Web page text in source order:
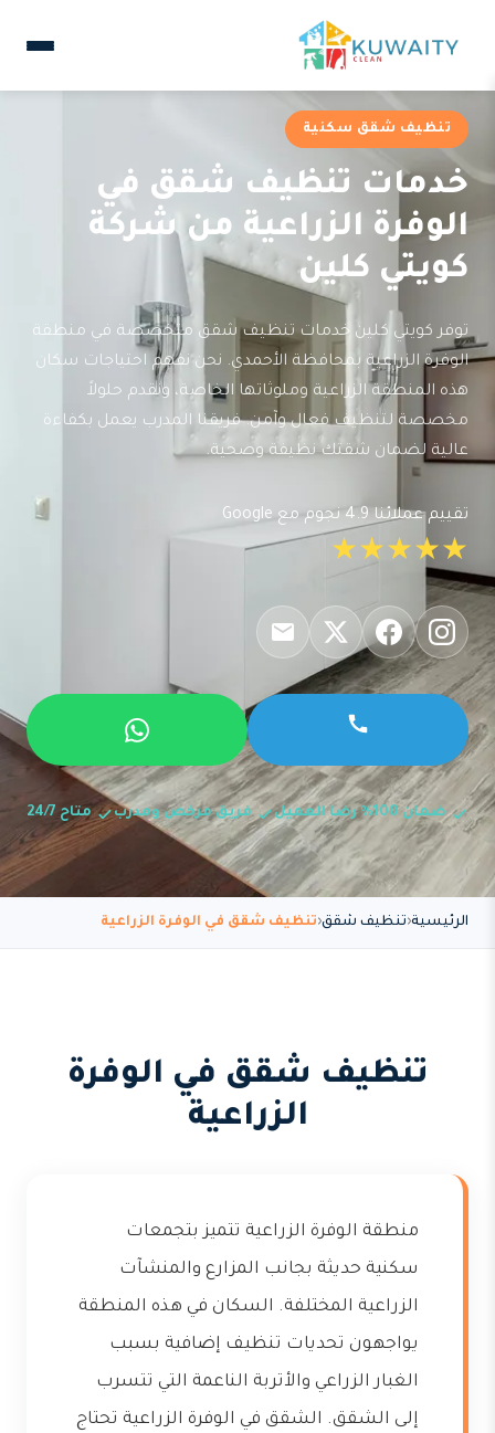
تنظيف شقق سكنية
خدمات تنظيف شقق في
الوفرة الزراعية من شركة
كويتي كلين
توفر كويتي كلين خدمات تنظيف شقق متخصصة في منطقة
الوفرة الزراعية بمحافظة الأحمدي. نحن نفهم احتياجات سكان
هذه المنطقة الزراعية وملوثاتها الخاصة، ونقدم حلولاً
مخصصة لتنظيف فعال وآمن. فريقنا المدرب يعمل بكفاءة
عالية لضمان شقتك نظيفة وصحية.
تقييم عملائنا 4.9 نجوم مع Google
★★★★★
ضمان 100% رضا العميل فريق مرخص ومدرب متاح 24/7
الرئيسية تنظيف شقق تنظيف شقق في الوفرة الزراعية
تنظيف شقق في الوفرة
الزراعية
منطقة الوفرة الزراعية تتميز بتجمعات
سكنية حديثة بجانب المزارع والمنشآت
الزراعية المختلفة. السكان في هذه المنطقة
يواجهون تحديات تنظيف إضافية بسبب
الغبار الزراعي والأتربة الناعمة التي تتسرب
إلى الشقق. الشقق في الوفرة الزراعية تحتاج